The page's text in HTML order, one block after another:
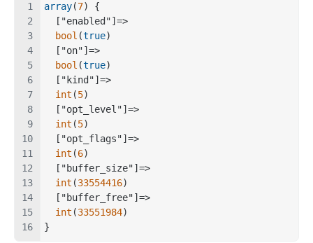
array(7) {
  ["enabled"]=>
bool (true)
  ["on"]=>
bool (true)
  ["kind"]=>
int (5)
  ["opt_level"]=>
int (5)
  ["opt_flags"]=>
int (6)
  ["buffer_size"]=>
int (33554416)
  ["buffer_free"]=>
int (33551984)
}